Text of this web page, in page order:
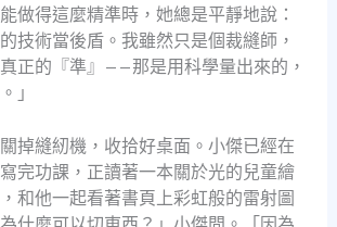
做得這麼精準時，她總是平靜地說：
技術當後盾。我雖然只是個裁縫師，
正的『準』——那是用科學量出來的，
」
掉縫紉機，收拾好桌面。小傑已經在
完功課，正讀著一本關於光的兒童繪
和他一起看著書頁上彩虹般的雷射圖